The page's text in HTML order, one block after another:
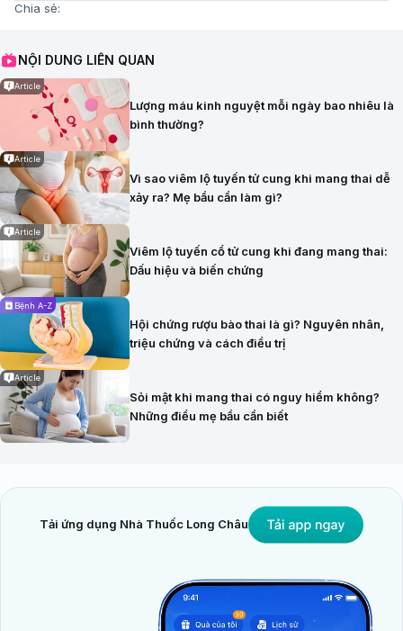
Chia sẻ:
NỘI DUNG LIÊN QUAN
Article
Lượng máu kinh nguyệt mỗi ngày bao nhiêu là
bình thường?
Article
Vì sao viêm lộ tuyến tử cung khi mang thai dễ
xảy ra? Mẹ bầu cần làm gì?
Article
Viêm lộ tuyến cổ tử cung khi đang mang thai:
Dấu hiệu và biến chứng
Bệnh A-Z
Hội chứng rượu bào thai là gì? Nguyên nhân,
triệu chứng và cách điều trị
Article
Sỏi mật khi mang thai có nguy hiểm không?
Những điều mẹ bầu cần biết
Tải ứng dụng Nhà Thuốc Long Châu